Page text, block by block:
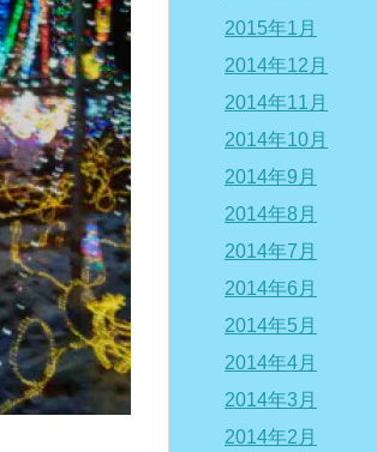
2015年1月
2014年12月
2014年11月
2014年10月
2014年9月
2014年8月
2014年7月
2014年6月
2014年5月
2014年4月
2014年3月
2014年2月